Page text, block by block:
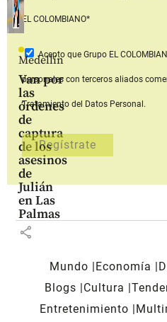
Medellín
Van por
las
órdenes
de
captura
de los
asesinos
de
Julián
en Las
Palmas
share
EL COLOMBIANO*
Acepto que Grupo EL
personales con terceros aliados
Tratamiento del Datos Personal.
Mundo Economía
Blogs
Cultura
Entretenimiento